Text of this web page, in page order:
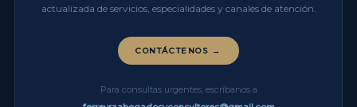
actualizada de servicios, especialidades y canales de atención.
CONTÁCTENOS →
Para consultas urgentes, escríbanos a